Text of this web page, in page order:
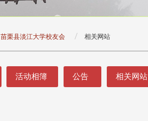
苗栗县淡江大学校友会 相关网站
活动相簿 公告 相关网站